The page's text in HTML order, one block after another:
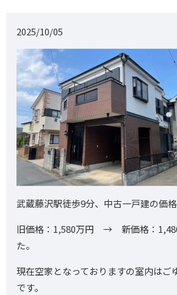
2025/10/05
武蔵藤沢駅徒歩9分、中古一戸建の価
旧価格：1,580万円 → 新価格：
た。
現在空家となっておりますの室内はご
です。